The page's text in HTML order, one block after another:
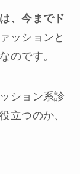
、今までド
ッションと
のです。
ション系診
立つのか、